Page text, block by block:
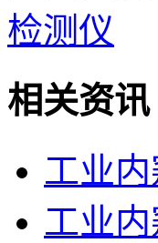
检测仪
相关资讯
工业
工业